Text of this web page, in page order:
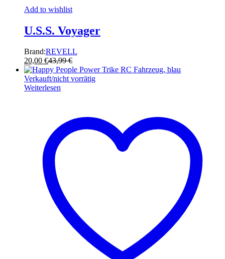
Add to wishlist
U.S.S. Voyager
Brand:REVELL
20,00 €43,99€
Verkauft/nicht vorrätig
Weiterlesen